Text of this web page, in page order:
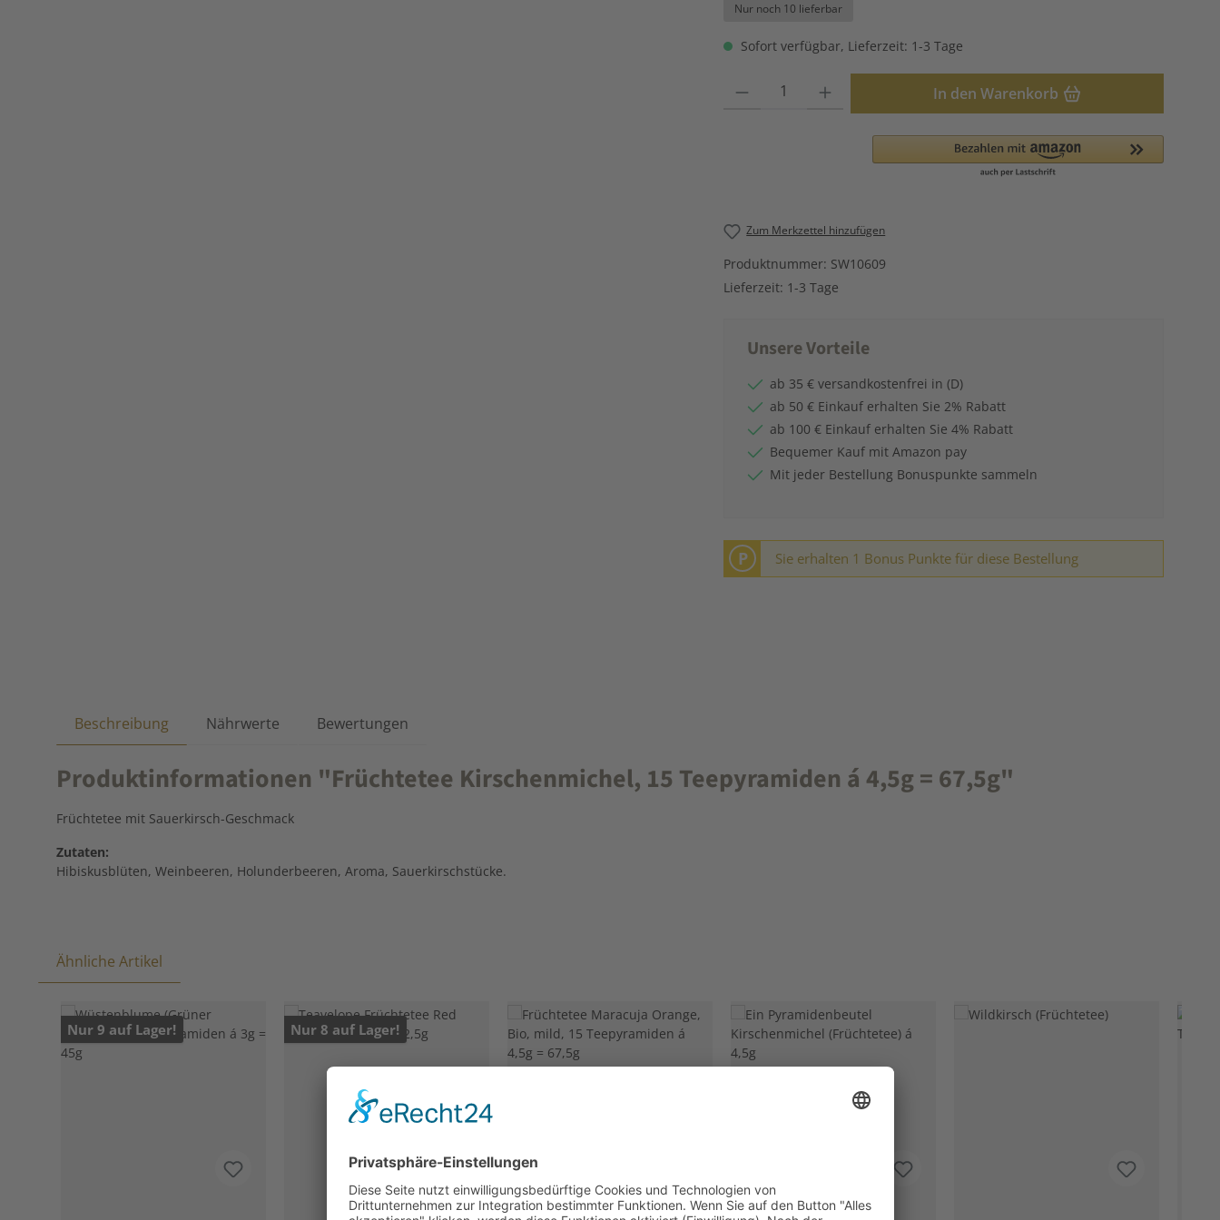
Nur noch 10 lieferbar
Sofort verfügbar, Lieferzeit: 1-3 Tage
Produkt Anzahl: Gib den gewünschten Wert ein oder benutze die Schaltflächen
In den Warenkorb
Zum Merkzettel hinzufügen
Produktnummer: SW10609
Lieferzeit: 1-3 Tage
Unsere Vorteile
ab 35 € versandkostenfrei in (D)
ab 50 € Einkauf erhalten Sie 2% Rabatt
ab 100 € Einkauf erhalten Sie 4% Rabatt
Bequemer Kauf mit Amazon pay
Mit jeder Bestellung Bonuspunkte sammeln
P Sie erhalten 1 Bonus Punkte für diese Bestellung
Beschreibung Nährwerte Bewertungen
Produktinformationen "Früchtetee Kirschenmichel, 15 Teepyramiden á 4,5g = 67,5g"
Früchtetee mit Sauerkirsch-Geschmack
Zutaten:
Hibiskusblüten, Weinbeeren, Holunderbeeren, Aroma, Sauerkirschstücke.
Ähnliche Artikel
Produktgalerie überspringen
Nur 9 auf Lager! Nur 8 auf Lager!